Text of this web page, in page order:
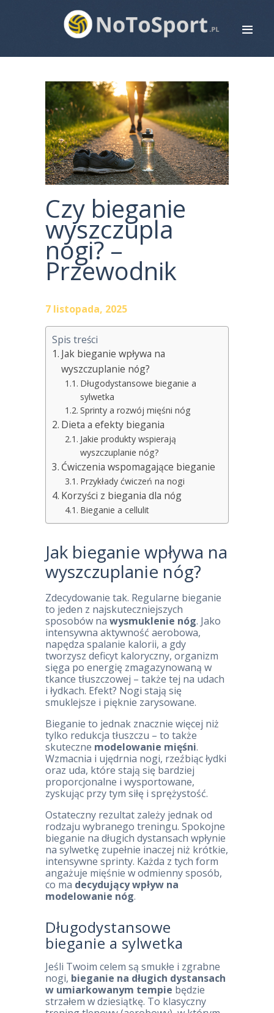
STRONA GŁÓWNA
ROWERY
BIEGANIE
PIŁKA NOŻNA
SIATKÓWKA
ZDROWIE
KONTAKTCzy bieganie
wyszczupla
nogi? –
Przewodnik
7 listopada, 2025
Spis treści
Jak bieganie wpływa na
wyszczuplanie nóg?
Długodystansowe bieganie a
sylwetka
Sprinty a rozwój mięśni nóg
Dieta a efekty biegania
Jakie produkty wspierają
wyszczuplanie nóg?
Ćwiczenia wspomagające bieganie
Przykłady ćwiczeń na nogi
Korzyści z biegania dla nóg
Bieganie a cellulit
Jak bieganie wpływa na
wyszczuplanie nóg?
Zdecydowanie tak. Regularne bieganie
to jeden z najskuteczniejszych
sposobów na wysmuklenie nóg. Jako
intensywna aktywność aerobowa,
napędza spalanie kalorii, a gdy
tworzysz deficyt kaloryczny, organizm
sięga po energię zmagazynowaną w
tkance tłuszczowej – także tej na udach
i łydkach. Efekt? Nogi stają się
smuklejsze i pięknie zarysowane.
Bieganie to jednak znacznie więcej niż
tylko redukcja tłuszczu – to także
skuteczne modelowanie mięśni.
Wzmacnia i ujędrnia nogi, rzeźbiąc łydki
oraz uda, które stają się bardziej
proporcjonalne i wysportowane,
zyskując przy tym siłę i sprężystość.
Ostateczny rezultat zależy jednak od
rodzaju wybranego treningu. Spokojne
bieganie na długich dystansach wpłynie
na sylwetkę zupełnie inaczej niż krótkie,
intensywne sprinty. Każda z tych form
angażuje mięśnie w odmienny sposób,
co ma decydujący wpływ na
modelowanie nóg.
Długodystansowe
bieganie a sylwetka
Jeśli Twoim celem są smukłe i zgrabne
nogi, bieganie na długich dystansach
w umiarkowanym tempie będzie
strzałem w dziesiątkę. To klasyczny